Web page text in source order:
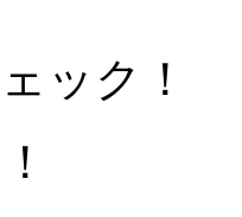
ック！